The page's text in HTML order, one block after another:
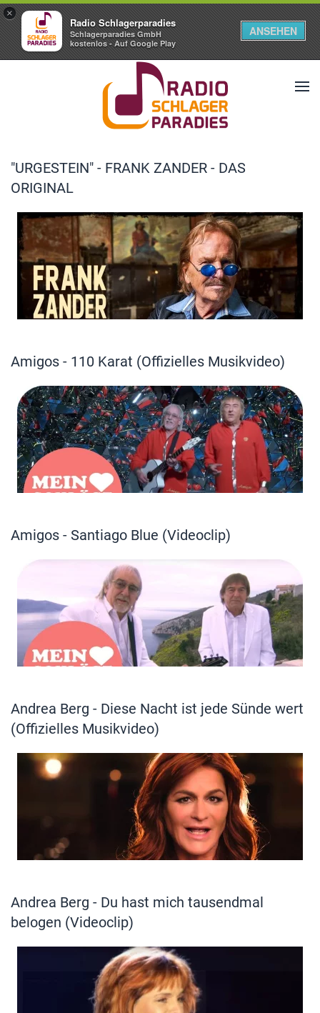
×
Radio Schlagerparadies
Schlagerparadies GmbH
kostenlos - Auf Google Play
ANSEHEN
"URGESTEIN" - FRANK ZANDER - DAS
ORIGINAL
Amigos - 110 Karat (Offizielles Musikvideo)
Amigos - Santiago Blue (Videoclip)
Andrea Berg - Diese Nacht ist jede Sünde wert
(Offizielles Musikvideo)
Andrea Berg - Du hast mich tausendmal
belogen (Videoclip)